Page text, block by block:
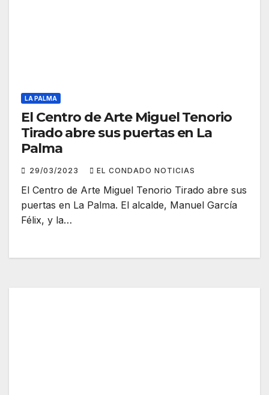
LA PALMA
El Centro de Arte Miguel Tenorio
Tirado abre sus puertas en La
Palma
29/03/2023 EL CONDADO NOTICIAS
El Centro de Arte Miguel Tenorio Tirado abre sus
puertas en La Palma. El alcalde, Manuel García
Félix, y la…